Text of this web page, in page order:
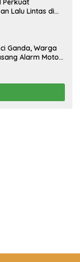
Perkuat
Lalu Lintas di
Ganda, Warga
Alarm Motor